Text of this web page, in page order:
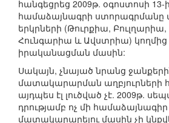
հանգեցրեց 2009թ. օգոստոսի
համաձայնագրի ստորագրմանը
երկրների (Թուրքիա,
Հունգարիա և Ավստրիա)
իրականացման մասին:
Սակայն, չնայած նրանց
մատակարարման աղբյուրների
այդպես էլ լուծված չէ. 2009թ.
դրությամբ ոչ մի համաձայնագիր
մատակարարելու մասին չի